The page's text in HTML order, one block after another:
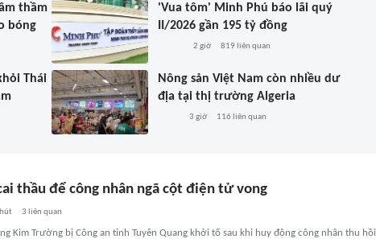
thầm
bóng
'Vua tôm' Minh Phú báo lãi quý
II/2026 gần 195 tỷ đồng
2 giờ 819 liên quan
Thái
Nông sản Việt Nam còn nhiều dư
địa tại thị trường Algeria
3 giờ 116 liên quan
thầu để công nhân ngã cột điện tử vong
3 liên quan
Kim Trường bị Công an tỉnh Tuyên Quang khởi tố sau khi huy động công nhân thu hồi